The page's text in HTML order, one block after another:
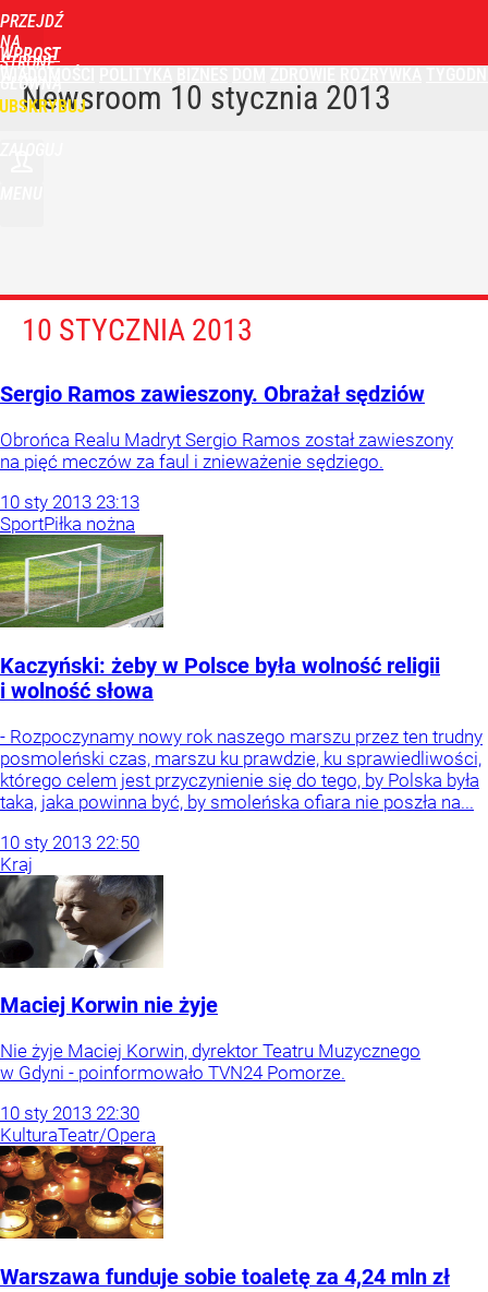
PRZEJDŹ
NA
STRONĘ
GŁÓWNĄ
WPROST
Newsroom 10 stycznia 2013
10 STYCZNIA 2013
Sergio Ramos zawieszony. Obrażał sędziów
Obrońca Realu Madryt Sergio Ramos został zawieszony
na pięć meczów za faul i znieważenie sędziego.
10 sty 2013 23:13
SportPiłka nożna
Kaczyński: żeby w Polsce była wolność religii
i wolność słowa
- Rozpoczynamy nowy rok naszego marszu przez ten trudny
posmoleński czas, marszu ku prawdzie, ku sprawiedliwości,
którego celem jest przyczynienie się do tego, by Polska była
taka, jaka powinna być, by smoleńska ofiara nie poszła na...
10 sty 2013 22:50
Kraj
Maciej Korwin nie żyje
Nie żyje Maciej Korwin, dyrektor Teatru Muzycznego
w Gdyni - poinformowało TVN24 Pomorze.
10 sty 2013 22:30
KulturaTeatr/Opera
Warszawa funduje sobie toaletę za 4,24 mln zł